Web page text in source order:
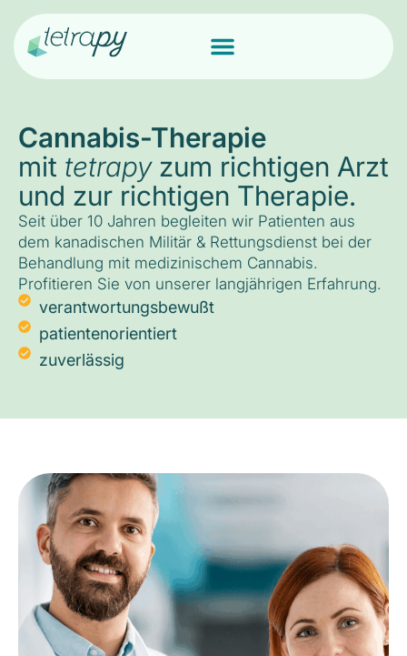
Cannabis-Therapie
mit tetrapyzum richtigen Arzt
und zur richtigen Therapie.
Seit über 10 Jahren begleiten wir Patienten aus
dem kanadischen Militär & Rettungsdienst bei der
Behandlung mit medizinischem Cannabis.
Profitieren Sie von unserer langjährigen Erfahrung.
verantwortungsbewußt
patientenorientiert
zuverlässig